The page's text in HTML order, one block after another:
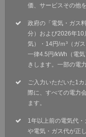
価、サービスその他
政府の「電気・ガス
分）および2026年10
気）・14円/ｍ³（ガ
一律4.5円/kWh（電気
きします。一部の電
ご入力いただいた1
際に、すべての電力
ます。
1年以上前の電気代
や電気・ガス代が正